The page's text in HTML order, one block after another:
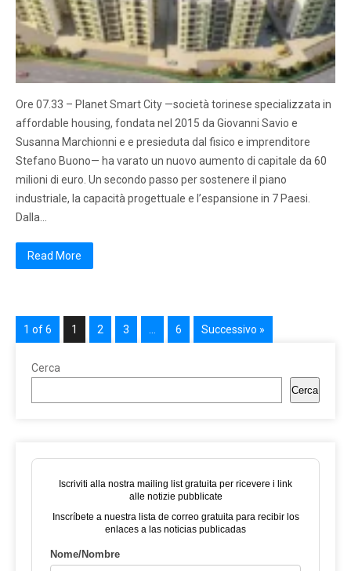
Ore 07.33 – Planet Smart City —società torinese specializzata in
affordable housing, fondata nel 2015 da Giovanni Savio e
Susanna Marchionni e e presieduta dal fisico e imprenditore
Stefano Buono— ha varato un nuovo aumento di capitale da 60
milioni di euro. Un secondo passo per sostenere il piano
industriale, la capacità progettuale e l’espansione in 7 Paesi.
Dalla…
Read More
1 of 6 1 2 3 6 Successivo »
Cerca
Cerca
Iscriviti alla nostra mailing list gratuita per ricevere i link
alle notizie pubblicate
Inscríbete a nuestra lista de correo gratuita para recibir los
enlaces a las noticias publicadas
Nome/Nombre